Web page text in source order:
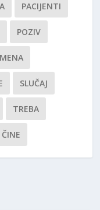
PACIJENTI
POZIV
SLUČAJ
TREBA
ČINE